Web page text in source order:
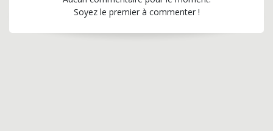
Soyez le premier à commenter !